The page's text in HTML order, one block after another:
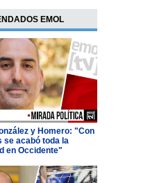
EMOL
y Homero: "Con
se acabó toda la
en Occidente"